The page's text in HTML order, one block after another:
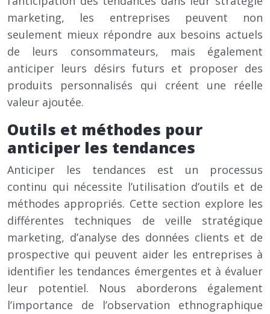
marketing, les entreprises peuvent non
seulement mieux répondre aux besoins actuels
de leurs consommateurs, mais également
anticiper leurs désirs futurs et proposer des
produits personnalisés qui créent une réelle
valeur ajoutée.
Outils et méthodes pour
anticiper les tendances
Anticiper les tendances est un processus
continu qui nécessite l’utilisation d’outils et de
méthodes appropriés. Cette section explore les
différentes techniques de veille stratégique
marketing, d’analyse des données clients et de
prospective qui peuvent aider les entreprises à
identifier les tendances émergentes et à évaluer
leur potentiel. Nous aborderons également
l’importance de l’observation ethnographique